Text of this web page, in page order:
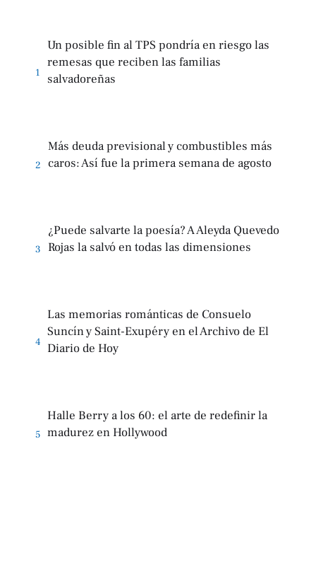
1
Un posible fin al TPS pondría en riesgo las
remesas que reciben las familias
salvadoreñas
2
Más deuda previsional y combustibles más
caros: Así fue la primera semana de agosto
3
¿Puede salvarte la poesía? A Aleyda Quevedo
Rojas la salvó en todas las dimensiones
4
Las memorias románticas de Consuelo
Suncín y Saint-Exupéry en el Archivo de El
Diario de Hoy
5
Halle Berry a los 60: el arte de redefinir la
madurez en Hollywood